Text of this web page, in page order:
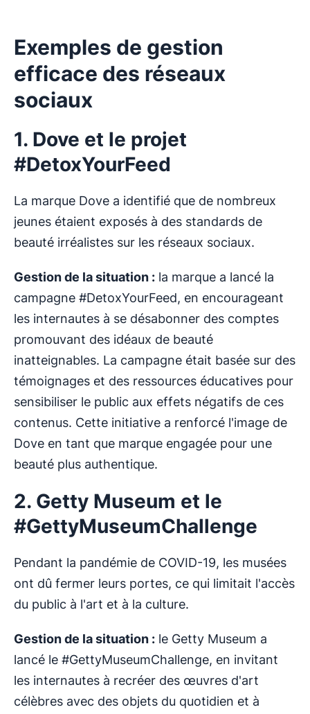
Exemples de gestion
efficace des réseaux
sociaux
1. Dove et le projet
#DetoxYourFeed
La marque Dove a identifié que de nombreux
jeunes étaient exposés à des standards de
beauté irréalistes sur les réseaux sociaux.
Gestion de la situation : la marque a lancé la
campagne #DetoxYourFeed, en encourageant
les internautes à se désabonner des comptes
promouvant des idéaux de beauté
inatteignables. La campagne était basée sur des
témoignages et des ressources éducatives pour
sensibiliser le public aux effets négatifs de ces
contenus. Cette initiative a renforcé l'image de
Dove en tant que marque engagée pour une
beauté plus authentique.
2. Getty Museum et le
#GettyMuseumChallenge
Pendant la pandémie de COVID-19, les musées
ont dû fermer leurs portes, ce qui limitait l'accès
du public à l'art et à la culture.
Gestion de la situation : le Getty Museum a
lancé le #GettyMuseumChallenge, en invitant
les internautes à recréer des œuvres d'art
célèbres avec des objets du quotidien et à